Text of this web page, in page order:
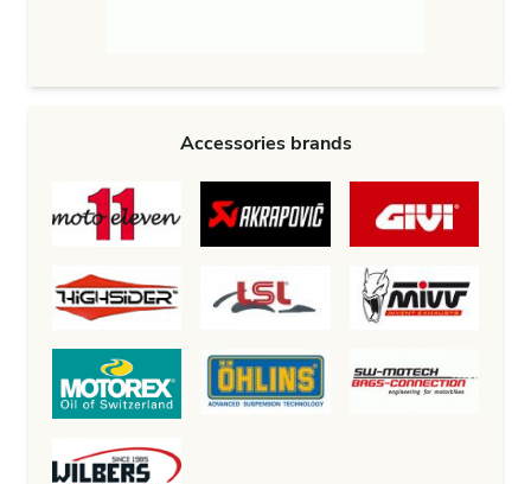
Accessories brands